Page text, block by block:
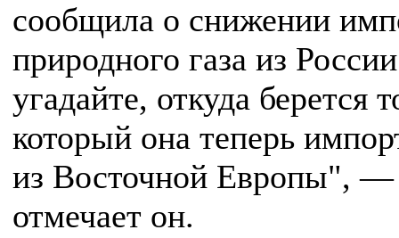
сообщила о снижении
природного газа из
угадайте, откуда берется
который она теперь
из Восточной Европы", —
отмечает он.